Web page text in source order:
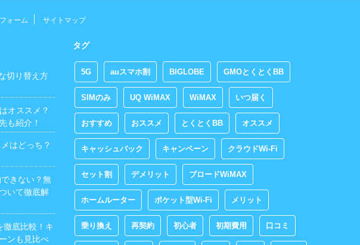
ォーム サイトマップ
切り替え方
オススメ？
も紹介！
はどっち？
きない？無
いて徹底解
徹底比較！キ
ンも見比べ
タグ
5G auスマホ割 BIGLOBE GMOとくとくBB
SIMのみ UQ WiMAX WiMAX いつ届く
おすすめ おススメ とくとくBB オススメ
キャッシュバック キャンペーン クラウドWi-Fi
セット割 デメリット ブロードWiMAX
ホームルーター ポケット型Wi-Fi メリット
乗り換え 再契約 初心者 初期費用 口コミ